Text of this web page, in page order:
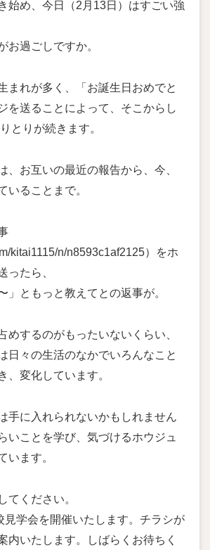
始め、今日（2月13日）はすごい強
お過ごしですか。
まれが多く、「お誕生日おめでと
を送ることによって、そこからし
とりが続きます。
、お互いの最近の報告から、今、
いることまで。
kitai1115/n/n8593c1af2125）をホ
ったら、
」ともっと教えてとの返事が。
めするのがもったいないくらい、
日々の生活のなかでいろんなこと
、変化しています。
手に入れられないかもしれません
いことを学び、気づけるホウジュ
います。
てください。
見学会を開催いたします。チラシが
内いたします。しばらくお待ちく